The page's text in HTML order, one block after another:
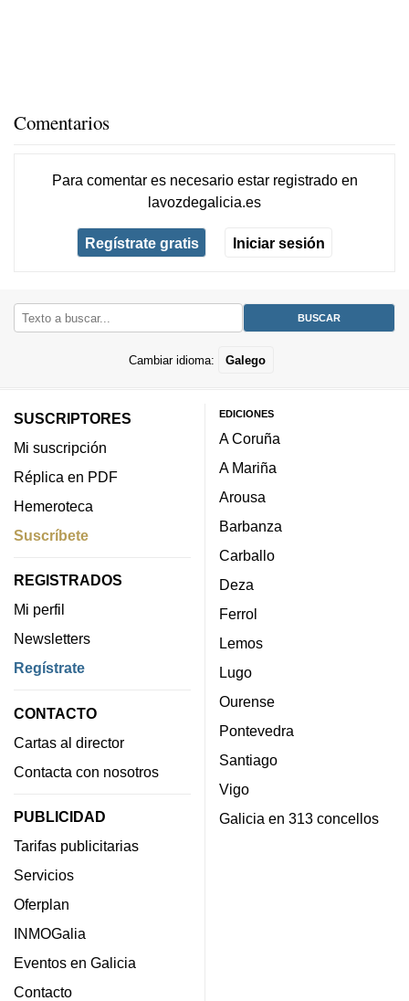
Comentarios
Para comentar es necesario estar registradoen
lavozdegalicia.es
Regístrate gratis Iniciar sesión
Cambiar idioma: Galego
SUSCRIPTORES
Mi suscripción
Réplica en PDF
Hemeroteca
Suscríbete
REGISTRADOS
Mi perfil
Newsletters
Regístrate
CONTACTO
Cartas al director
Contacta con nosotros
PUBLICIDAD
Tarifas publicitarias
Servicios
Oferplan
INMOGalia
Eventos en Galicia
Contacto
EDICIONES
A Coruña
A Mariña
Arousa
Barbanza
Carballo
Deza
Ferrol
Lemos
Lugo
Ourense
Pontevedra
Santiago
Vigo
Galicia en 313 concellos